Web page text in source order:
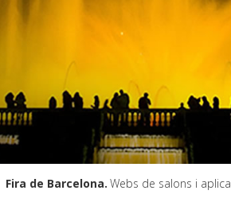
Fira de Barcelona Webs de salons i aplicacions web